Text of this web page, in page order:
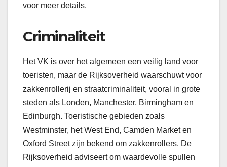
voor meer details.
Criminaliteit
Het VK is over het algemeen een veilig land voor
toeristen, maar de Rijksoverheid waarschuwt voor
zakkenrollerij en straatcriminaliteit, vooral in grote
steden als Londen, Manchester, Birmingham en
Edinburgh. Toeristische gebieden zoals
Westminster, het West End, Camden Market en
Oxford Street zijn bekend om zakkenrollers. De
Rijksoverheid adviseert om waardevolle spullen